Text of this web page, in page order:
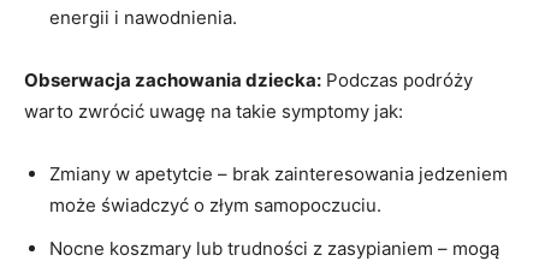
energii i nawodnienia.
Obserwacja zachowania dziecka: Podczas podróży
warto zwrócić uwagę na takie symptomy jak:
Zmiany ⁣w apetytcie⁣ – brak zainteresowania⁣ jedzeniem
może świadczyć⁣ o⁤ złym samopoczuciu.
Nocne koszmary lub trudności z zasypianiem‍ – mogą⁤